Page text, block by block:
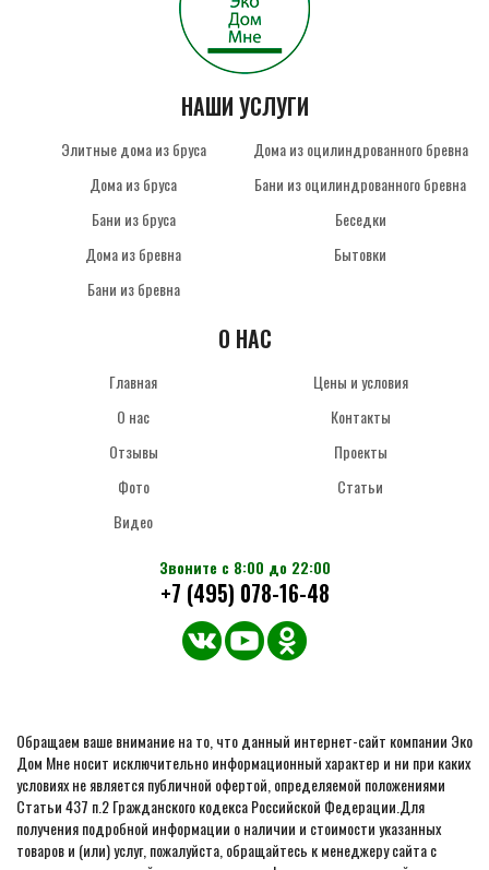
НАШИ УСЛУГИ
Элитные дома из бруса
Дома из бруса
Бани из бруса
Дома из бревна
Бани из бревна
Дома из оцилиндрованного бревна
Бани из оцилиндрованного бревна
Беседки
Бытовки
О НАС
Главная
О нас
Отзывы
Фото
Видео
Цены и условия
Контакты
Проекты
Статьи
Звоните с 8:00 до 22:00
+7 (495) 078-16-48
Обращаем ваше внимание на то, что данный интернет-сайт компании Эко
Дом Мне носит исключительно информационный характер и ни при каких
условиях не является публичной офертой, определяемой положениями
Статьи 437 п.2 Гражданского кодекса Российской Федерации.Для
получения подробной информации о наличии и стоимости указанных
товаров и (или) услуг, пожалуйста, обращайтесь к менеджеру сайта с